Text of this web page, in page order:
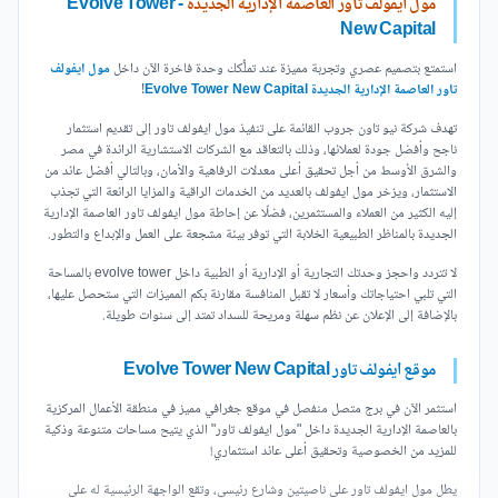
New Capital
استمتع بتصميم عصري وتجربة مميزة عند تملُّكك وحدة فاخرة الآن داخلمول ايفولف
تاور العاصمة الإدارية الجديدة Evolve Tower New Capital
!
تهدف شركة نيو تاون جروب القائمة على تنفيذ مول ايفولف تاور إلى تقديم استثمار
ناجح وأفضل جودة لعملائها، وذلك بالتعاقد مع الشركات الاستشارية الرائدة في مصر
والشرق الأوسط من أجل تحقيق أعلى معدلات الرفاهية والأمان، وبالتالي أفضل عائد من
الاستثمار، ويزخر مول ايفولف بالعديد من الخدمات الراقية والمزايا الرائعة التي تجذب
إليه الكثير من العملاء والمستثمرين، فضلًا عن إحاطة مول ايفولف تاور العاصمة الإدارية
الجديدة بالمناظر الطبيعية الخلابة التي توفر بيئة مشجعة على العمل والإبداع والتطور.
لا تتردد واحجز وحدتك التجارية أو الإدارية أو الطبية داخل evolve tower بالمساحة
التي تلبي احتياجاتك وأسعار لا تقبل المنافسة مقارنة بكم المميزات التي ستحصل عليها،
بالإضافة إلى الإعلان عن نظم سهلة ومريحة للسداد تمتد إلى سنوات طويلة.
موقع ايفولف تاور Evolve Tower New Capital
استثمر الآن في برج متصل منفصل في موقع جغرافي مميز في منطقة الأعمال المركزية
بالعاصمة الإدارية الجديدة داخل "مول ايفولف تاور" الذي يتيح مساحات متنوعة وذكية
للمزيد من الخصوصية وتحقيق أعلى عائد استثماري!
يطل مول ايفولف تاور على ناصيتين وشارع رئيسي، وتقع الواجهة الرئيسية له على